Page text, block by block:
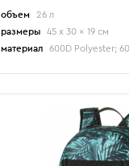
объем
26 л
размеры
45 x 30 x 19 см
материал
600D Polyester; 600D Recycled PET (в цвете